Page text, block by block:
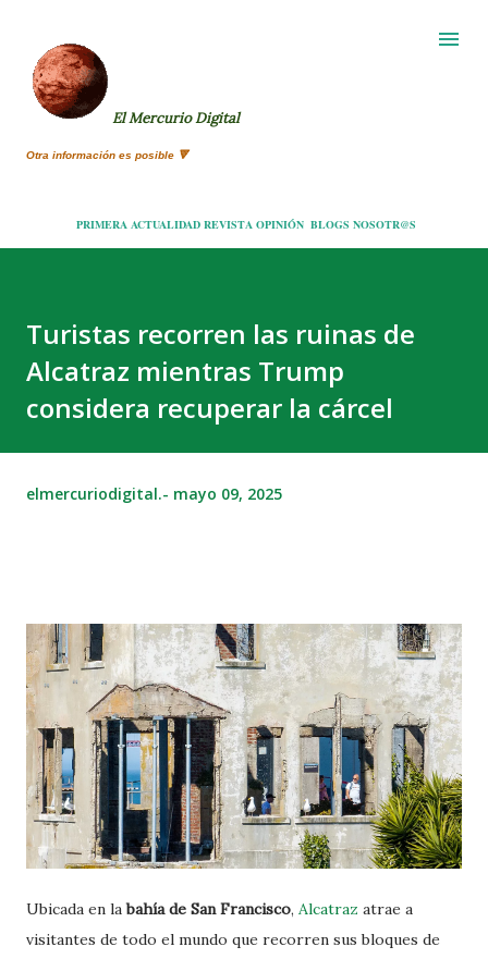
El Mercurio Digital
Otra información es posible 🔻
PRIMERA ACTUALIDAD REVISTA OPINIÓN BLOGS NOSOTR@S
Turistas recorren las ruinas de
Alcatraz mientras Trump
considera recuperar la cárcel
elmercuriodigital.- mayo 09, 2025
Ubicada en labahía de San Francisco, Alcatraz atrae a
visitantes de todo el mundo que recorren sus bloques de